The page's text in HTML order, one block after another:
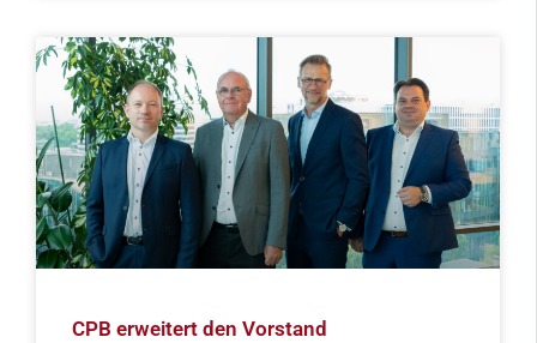
CPB erweitert den Vorstand